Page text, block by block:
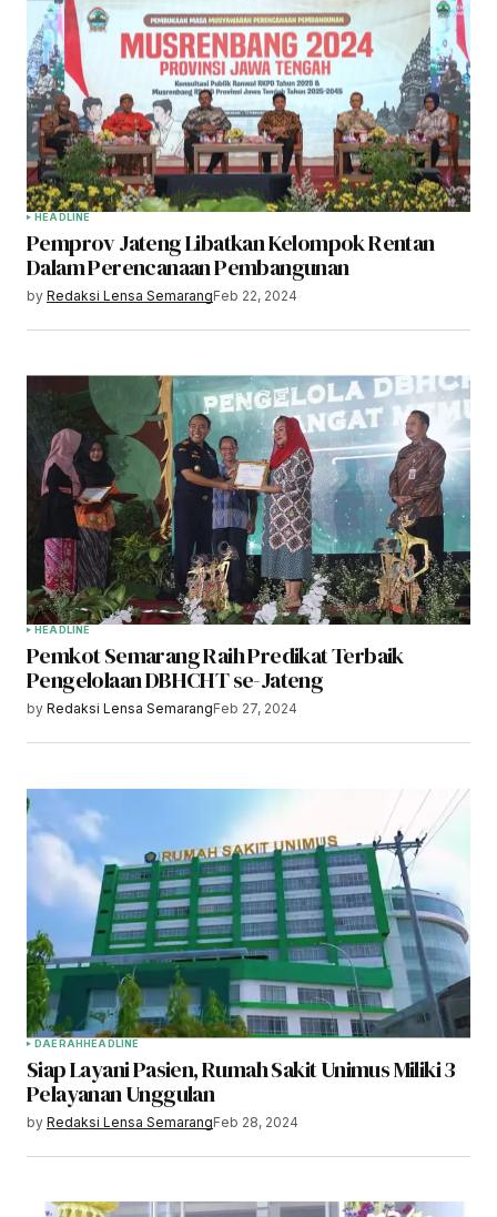
HEADLINE
Pemprov Jateng Libatkan Kelompok Rentan
Dalam Perencanaan Pembangunan
by Redaksi Lensa SemarangFeb 22, 2024
HEADLINE
Pemkot Semarang Raih Predikat Terbaik
Pengelolaan DBHCHT se-Jateng
by Redaksi Lensa SemarangFeb 27, 2024
DAERAHHEADLINE
Siap Layani Pasien, Rumah Sakit Unimus Miliki 3
Pelayanan Unggulan
by Redaksi Lensa SemarangFeb 28, 2024